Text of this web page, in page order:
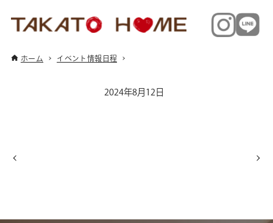
ホーム イベント情報日程
2024年8月12日